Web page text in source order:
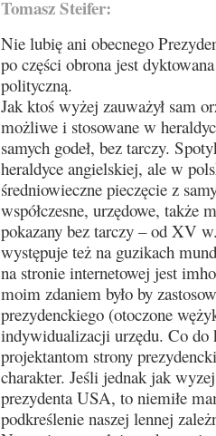
Tomasz Steifer:
Nie lubię ani obecnego
po części obrona jest
polityczną.
Jak ktoś wyżej zauważył sam
możliwe i stosowane w
samych godeł, bez tarczy.
heraldyce angielskiej, ale w
średniowieczne pieczęcie z
współczesne, urzędowe, także
pokazany bez tarczy – od XV
występuje też na guzikach
na stronie internetowej jest
moim zdaniem było by
prezydenckiego (otoczone
indywidualizacji urzędu. Co do
projektantom strony
charakter. Jeśli jednak jak
prezydenta USA, to niemiłe
podkreślenie naszej lennej